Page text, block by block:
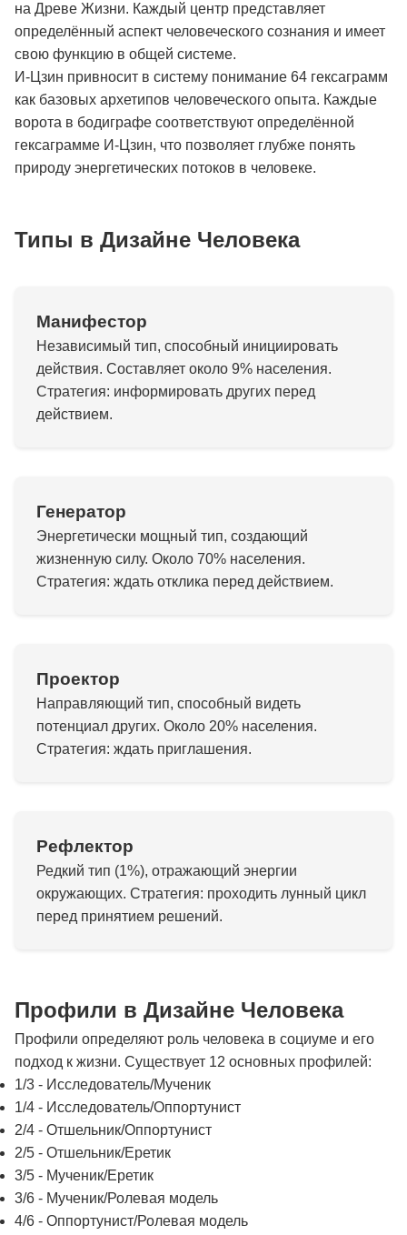
на Древе Жизни. Каждый центр представляет
определённый аспект человеческого сознания и имеет
свою функцию в общей системе.
И-Цзин привносит в систему понимание 64 гексаграмм
как базовых архетипов человеческого опыта. Каждые
ворота в бодиграфе соответствуют определённой
гексаграмме И-Цзин, что позволяет глубже понять
природу энергетических потоков в человеке.
Типы в Дизайне Человека
Манифестор
Независимый тип, способный инициировать
действия. Составляет около 9% населения.
Стратегия: информировать других перед
действием.
Генератор
Энергетически мощный тип, создающий
жизненную силу. Около 70% населения.
Стратегия: ждать отклика перед действием.
Проектор
Направляющий тип, способный видеть
потенциал других. Около 20% населения.
Стратегия: ждать приглашения.
Рефлектор
Редкий тип (1%), отражающий энергии
окружающих. Стратегия: проходить лунный цикл
перед принятием решений.
Профили в Дизайне Человека
Профили определяют роль человека в социуме и его
подход к жизни. Существует 12 основных профилей:
1/3 - Исследователь/Мученик
1/4 - Исследователь/Оппортунист
2/4 - Отшельник/Оппортунист
2/5 - Отшельник/Еретик
3/5 - Мученик/Еретик
3/6 - Мученик/Ролевая модель
4/6 - Оппортунист/Ролевая модель